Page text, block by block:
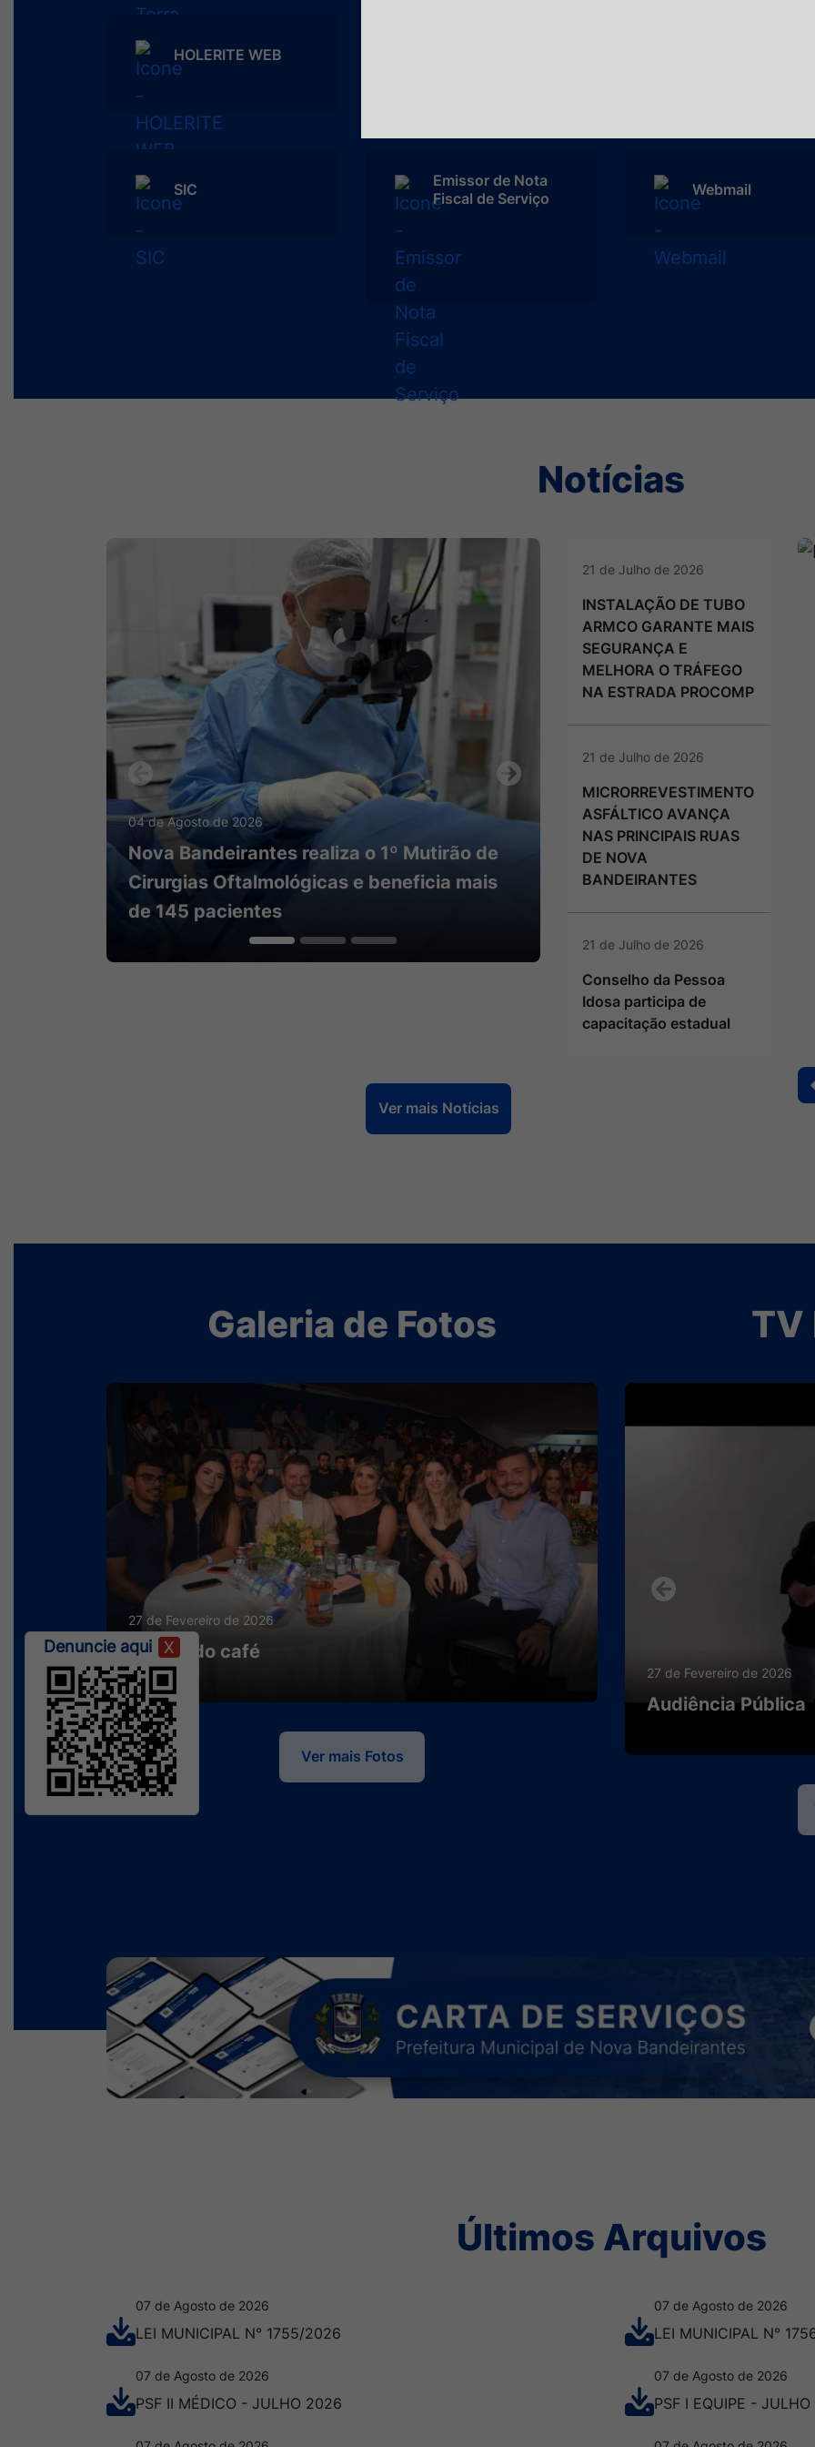
HOLERITE WEB
SIC
Emissor de Nota
Fiscal de Serviço
Webmail
Notícias
22 de Julho de 2026
Campanha de Prevenção ao Câncer realiza
600 atendimentos em Nova Bandeirantes
Previous
21 de Julho de 2026
INSTALAÇÃO DE TUBO
ARMCO GARANTE MAIS
SEGURANÇA E
MELHORA O TRÁFEGO
NA ESTRADA PROCOMP
21 de Julho de 2026
MICRORREVESTIMENTO
ASFÁLTICO AVANÇA
NAS PRINCIPAIS RUAS
DE NOVA
BANDEIRANTES
21 de Julho de 2026
Conselho da Pessoa
Idosa participa de
capacitação estadual
Ver mais Notícias
Galeria de Fotos
27 de Fevereiro de 2026
Rainha do café
Ver mais Fotos
TV
16 de Outubro de 2026
Bandeirantes na
Tchê gurias
Previous
Seção Galeria de Fotos e Vídeos
Últimos Arquivos
07 de Agosto de 2026
LEI MUNICIPAL N° 1755/2026
07 de Agosto de 2026
LEI MUNICIPAL N°
07 de Agosto de 2026
PSF II MÉDICO - JULHO 2026
07 de Agosto de 2026
PSF I EQUIPE -
Denuncie aqui X